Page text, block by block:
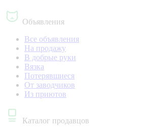
Объявления
Все объявления
На продажу
В добрые руки
Вязка
Потерявшиеся
От заводчиков
Из приютов
Каталог продавцов